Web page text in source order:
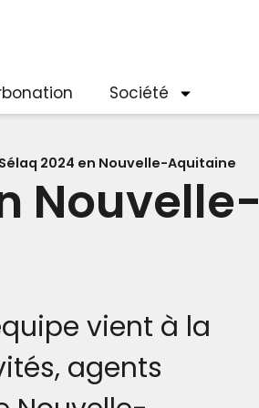
Société
Sélaq 2024 en Nouvelle-Aquitaine
Nouvelle-
vient à la
agents